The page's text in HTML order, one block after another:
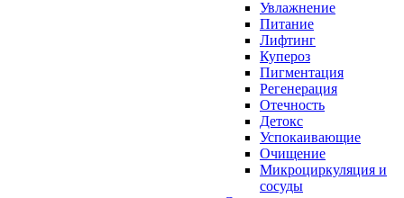
Увлажнение
Питание
Лифтинг
Купероз
Пигментация
Регенерация
Отечность
Детокс
Успокаивающие
Очищение
Микроциркуляция и
сосуды